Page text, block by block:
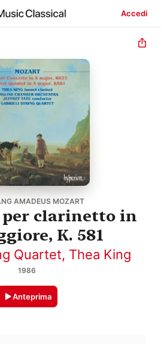
Accedi
AMADEUS MOZART
clarinetto in
K. 581
Quartet, Thea King
1986
Anteprima